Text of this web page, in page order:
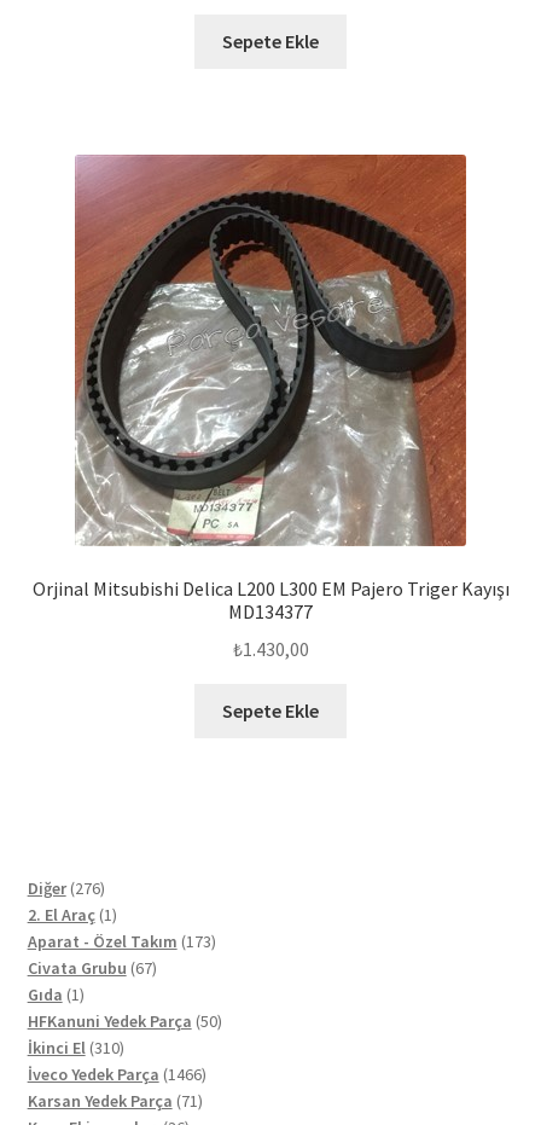
Sepete Ekle
Orjinal Mitsubishi Delica L200 L300 EM Pajero Triger Kayışı
MD134377
₺1.430,00
Sepete Ekle
Diğer 276276
ürün
2. El Araç 11
ürün
Aparat - Özel Takım 173173
Civata Grubu 6767
Gıda 11
ürün
HFKanuni Yedek Parça 5050
İkinci El 310310
ürün
İveco Yedek Parça 14661466
ürün
Karsan Yedek Parça 7171